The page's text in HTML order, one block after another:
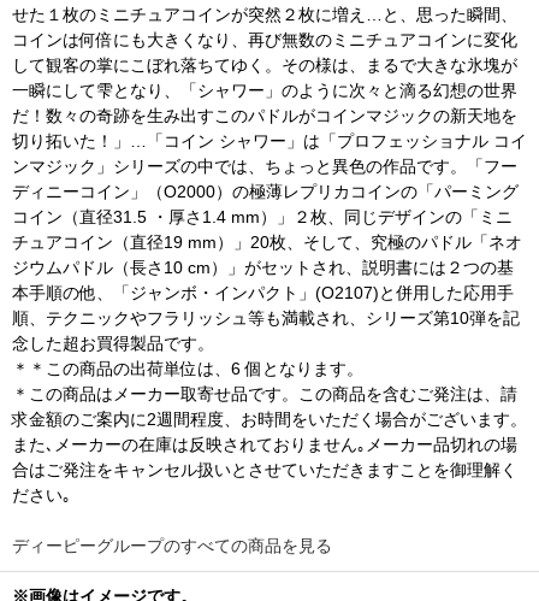
せた１枚のミニチュアコインが突然２枚に増え…と、思った瞬間、
コインは何倍にも大きくなり、再び無数のミニチュアコインに変化
して観客の掌にこぼれ落ちてゆく。その様は、まるで大きな氷塊が
一瞬にして雫となり、「シャワー」のように次々と滴る幻想の世界
だ！数々の奇跡を生み出すこのパドルがコインマジックの新天地を
切り拓いた！」…「コイン シャワー」は「プロフェッショナル コイ
ンマジック」シリーズの中では、ちょっと異色の作品です。「フー
ディニーコイン」（O2000）の極薄レプリカコインの「パーミング
コイン（直径31.5 ・厚さ1.4 mm）」２枚、同じデザインの「ミニ
チュアコイン（直径19 mm）」20枚、そして、究極のパドル「ネオ
ジウムパドル（長さ10 cm）」がセットされ、説明書には２つの基
本手順の他、「ジャンボ・インパクト」(O2107)と併用した応用手
順、テクニックやフラリッシュ等も満載され、シリーズ第10弾を記
念した超お買得製品です。
＊＊この商品の出荷単位は、6 個となります。
＊この商品はメーカー取寄せ品です。この商品を含むご発注は、請
求金額のご案内に2週間程度、お時間をいただく場合がございます。
また､メーカーの在庫は反映されておりません｡メーカー品切れの場
合はご発注をキャンセル扱いとさせていただきますことを御理解く
ださい｡
ディーピーグループのすべての商品を見る
※画像はイメージです。